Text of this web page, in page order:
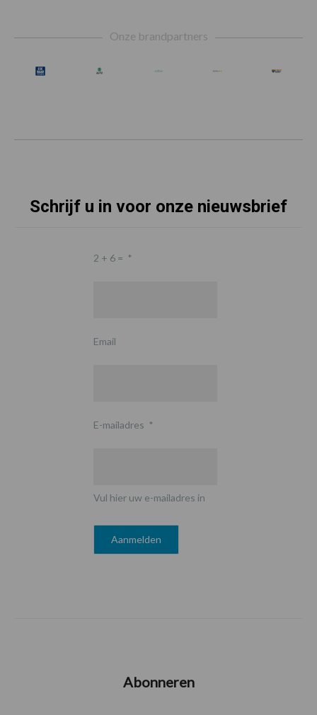
Onze brandpartners
Schrijf u in voor onze nieuwsbrief
2 + 6 = *
Email
E-mailadres *
Vul hier uw e-mailadres in
Abonneren